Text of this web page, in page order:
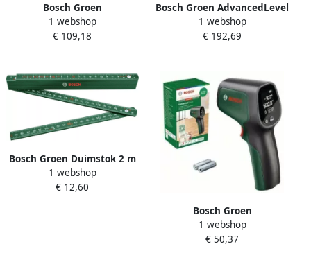
Bosch Groen
AdvancedTemp
Thermodetector | Inclusief
1 webshop
€ 109,18
Bosch Groen AdvancedLevel
360°-lijnlaser | Inclusief
Batterijen 0603663BZ0
1 webshop
€ 192,69
Bosch Groen Duimstok 2 m
1600A02ET4
1 webshop
€ 12,60
Bosch Groen
Thermodetector
UniversalTemp 0603683101
1 webshop
€ 50,37